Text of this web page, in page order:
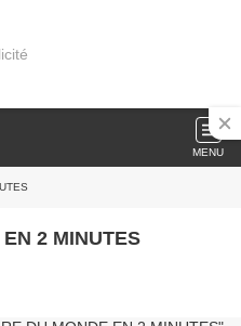
MENU
2 MINUTES